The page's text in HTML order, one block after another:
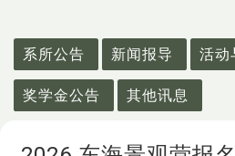
系所公告
新闻报导 活动
奖学金公告 其他讯息